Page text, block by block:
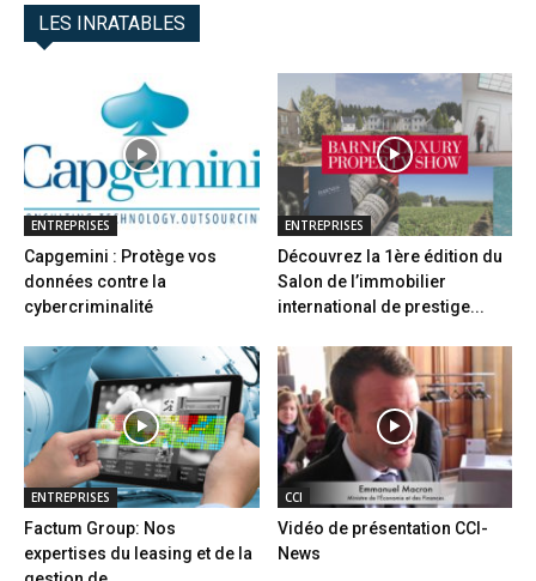
LES INRATABLES
ENTREPRISES
Capgemini : Protège vos
données contre la
cybercriminalité
ENTREPRISES
Découvrez la 1ère édition du
Salon de l’immobilier
international de prestige...
ENTREPRISES
Factum Group: Nos
expertises du leasing et de la
CCI
Vidéo de présentation CCI-
News